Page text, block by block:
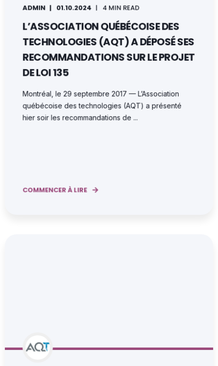
ADMIN 01.10.2024 4 MIN READ
L’ASSOCIATION QUÉBÉCOISE DES
TECHNOLOGIES (AQT) A DÉPOSÉ SES
RECOMMANDATIONS SUR LE PROJET
DE LOI 135
Montréal, le 29 septembre 2017 — L’Association
québécoise des technologies (AQT) a présenté
hier soir les recommandations de ...
COMMENCER À LIRE